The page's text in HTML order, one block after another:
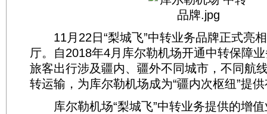
11月22日“梨城飞”中转业务品牌正式亮
厅。自2018年4月库尔勒机场开通中转保障
旅客出行涉及疆内、疆外不同城市，不同航
转运输，为库尔勒机场成为“疆内次枢纽”提
库尔勒机场“梨城飞”中转业务提供的增值